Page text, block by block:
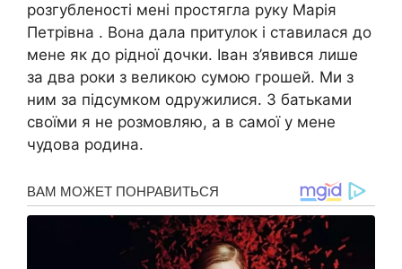
розгубленості мені простягла руку Марія
Петрівна . Вона дала притулок і ставилася до
мене як до рідної дочки. Іван з’явився лише
за два роки з великою сумою грошей. Ми з
ним за підсумком одружилися. З батьками
своїми я не розмовляю, а в самої у мене
чудова родина.